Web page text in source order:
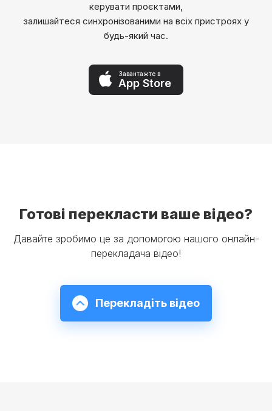
керувати проєктами,
залишайтеся синхронізованими на всіх пристроях у
будь-який час.
Завантажте в
App Store
Готові перекласти ваше відео?
Давайте зробимо це за допомогою нашого онлайн-
перекладача відео!
Перекладіть відео